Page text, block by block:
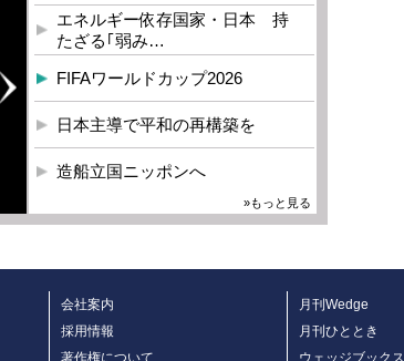
エネルギー依存国家・日本 持
たざる｢弱み…
FIFAワールドカップ2026
日本主導で平和の再構築を
造船立国ニッポンへ
»もっと見る
会社案内
採用情報
著作権について
月刊Wedge
月刊ひととき
ウェッジブックス